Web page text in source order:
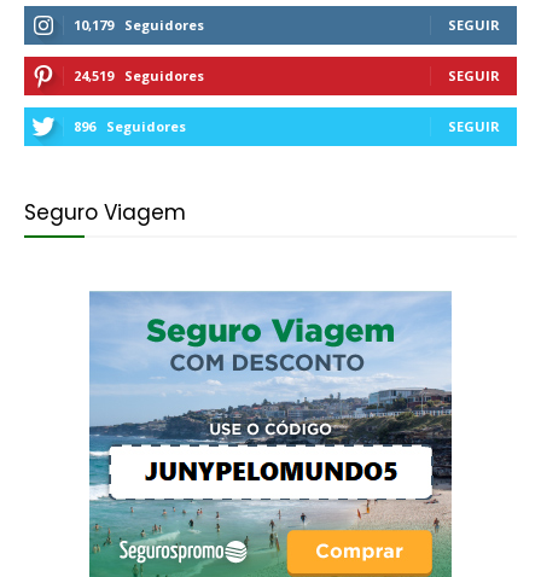
10,179 Seguidores SEGUIR
24,519 Seguidores SEGUIR
896 Seguidores SEGUIR
Seguro Viagem